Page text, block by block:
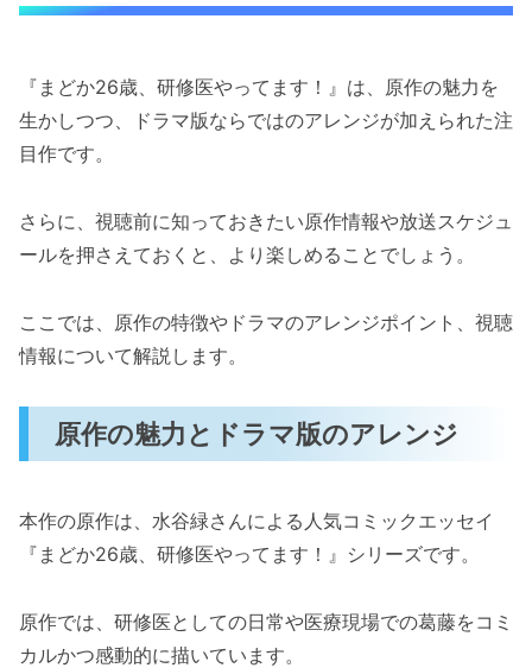
『まどか26歳、研修医やってます！』は、原作の魅力を
生かしつつ、ドラマ版ならではのアレンジが加えられた注
目作です。
さらに、視聴前に知っておきたい原作情報や放送スケジュ
ールを押さえておくと、より楽しめることでしょう。
ここでは、原作の特徴やドラマのアレンジポイント、視聴
情報について解説します。
原作の魅力とドラマ版のアレンジ
本作の原作は、水谷緑さんによる人気コミックエッセイ
『まどか26歳、研修医やってます！』シリーズです。
原作では、研修医としての日常や医療現場での葛藤をコミ
カルかつ感動的に描いています。